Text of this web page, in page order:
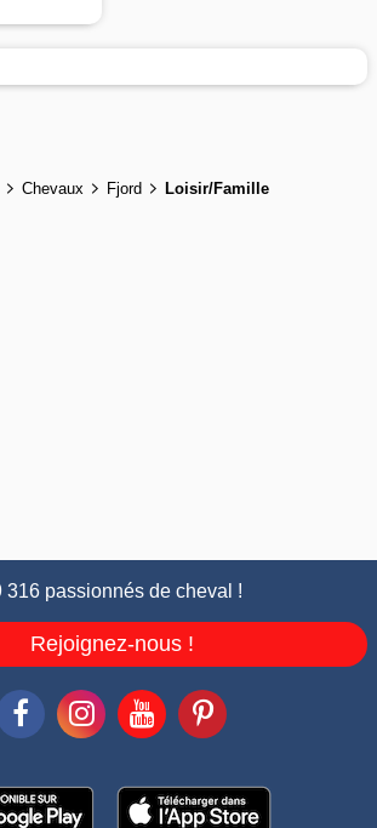
Chevaux Fjord Loisir/Famille
316 passionnés de cheval !
Rejoignez-nous !